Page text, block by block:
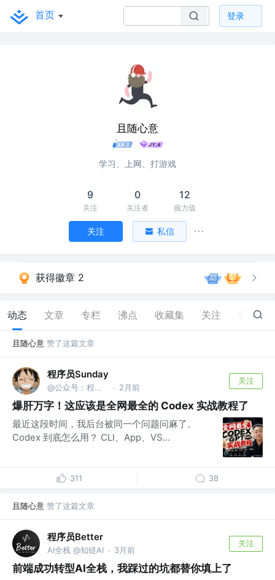
首页 登录
且随心意
学习、上网、打游戏
9
关注
0
关注者
12
掘力值
关注 私信
获得徽章 2
动态 文章 专栏 沸点 收藏集 关注 140
且随心意 赞了这篇文章
程序员Sunday
@公众号：程序员Sunday · 2月前
关注
爆肝万字！这应该是全网最全的 Codex 实战教程了
最近这段时间，我后台被同一个问题问麻了。
Codex 到底怎么用？ CLI、App、VS...
311 38
且随心意 赞了这篇文章
程序员Better
AI全栈 @知链AI · 3月前
关注
前端成功转型AI全栈，我踩过的坑都替你填上了